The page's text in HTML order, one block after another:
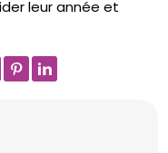
leur année et